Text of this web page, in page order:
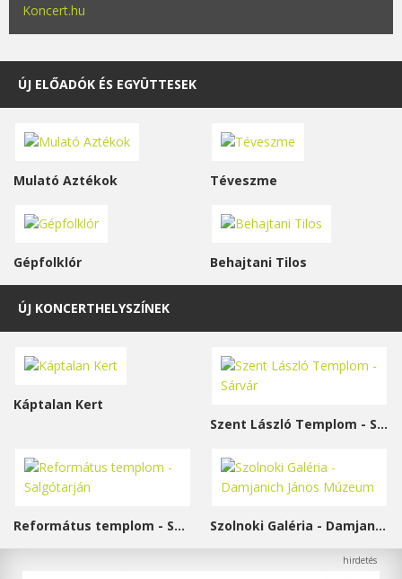
Koncert.hu
ÚJ ELŐADÓK ÉS EGYÜTTESEK
Mulató Aztékok Téveszme
Gépfolklór Behajtani Tilos
ÚJ KONCERTHELYSZÍNEK
Káptalan Kert
Szent László Templom - Sárvár
Református templom - Salgótarján Szolnoki Galéria - Damjanich János Múzeum